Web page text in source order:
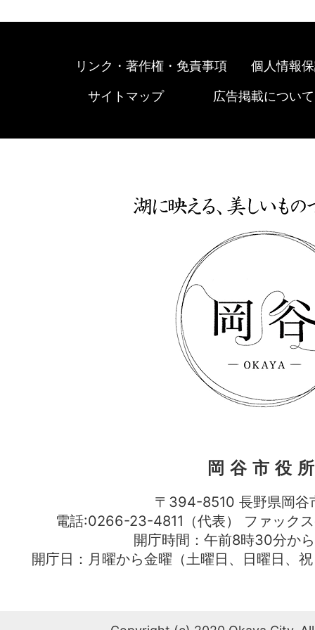
リンク・著作権・免責事項 個人情報
サイトマップ 広告掲載について
岡谷市役
〒394-8510 長野県岡谷
電話:0266-23-4811（代表） ファッ
開庁時間：午前8時30分か
開庁日：月曜から金曜（土曜日、日曜日、